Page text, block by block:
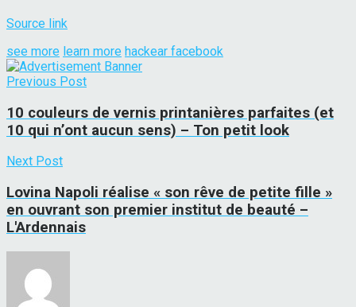
Source link
see more learn more hackear facebook
Previous Post
10 couleurs de vernis printanières parfaites (et
10 qui n’ont aucun sens) – Ton petit look
Next Post
Lovina Napoli réalise « son rêve de petite fille »
en ouvrant son premier institut de beauté –
L'Ardennais